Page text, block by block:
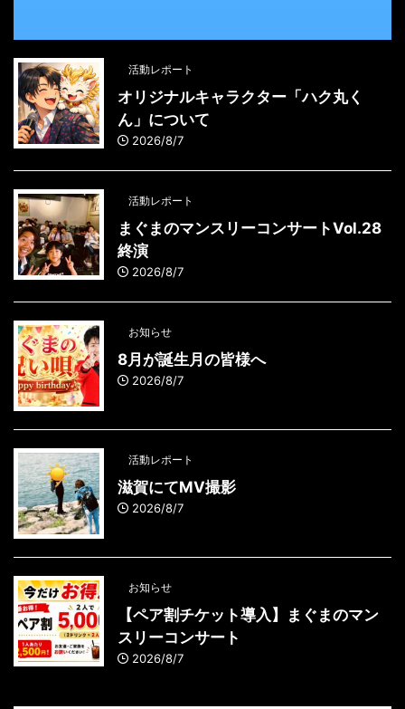
活動レポート
オリジナルキャラクター「ハク丸く
ん」について
2026/8/7
活動レポート
まぐまのマンスリーコンサートVol.28
終演
2026/8/7
お知らせ
8月が誕生月の皆様へ
2026/8/7
活動レポート
滋賀にてMV撮影
2026/8/7
お知らせ
【ペア割チケット導入】まぐまのマン
スリーコンサート
2026/8/7